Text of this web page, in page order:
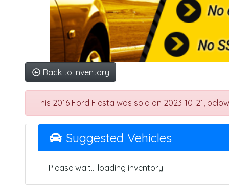
Back to Inventory
This 2016 Ford Fiesta was sold on 2023-10-21,
Suggested Vehicles
Please wait... loading inventory.